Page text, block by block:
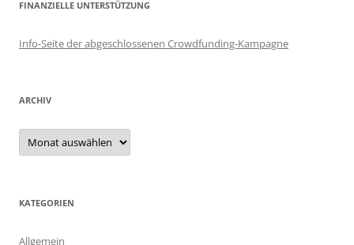
FINANZIELLE UNTERSTÜTZUNG
Info-Seite der abgeschlossenen Crowdfunding-Kampagne
ARCHIV
Archiv
KATEGORIEN
Allgemein